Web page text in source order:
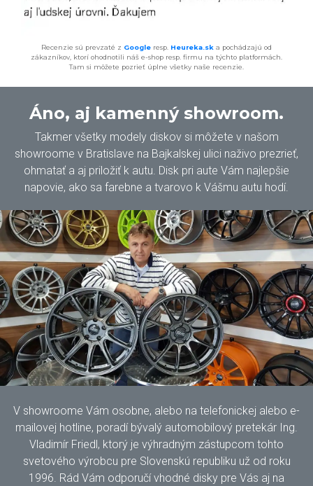
Recenzie sú prevzaté z Google resp. Heureka.sk a pochádzajú od
zákazníkov, ktorí ohodnotili náš e-shop resp. firmu na týchto platformách.
Tam si môžete pozrieť úplne všetky naše recenzie.
Áno, aj kamenný showroom.
Takmer všetky modely diskov si môžete v našom
showroome v Bratislave na Bajkalskej ulici naživo prezrieť,
ohmatať a aj priložiť k autu. Disk pri aute Vám najlepšie
napovie, ako sa farebne a tvarovo k Vášmu autu hodí.
V showroome Vám osobne, alebo na telefonickej alebo e-
mailovej hotline, poradí bývalý automobilový pretekár Ing.
Vladimír Friedl, ktorý je výhradným zástupcom tohto
svetového výrobcu pre Slovenskú republiku už od roku
1996. Rád Vám odporučí vhodné disky pre Vás aj na